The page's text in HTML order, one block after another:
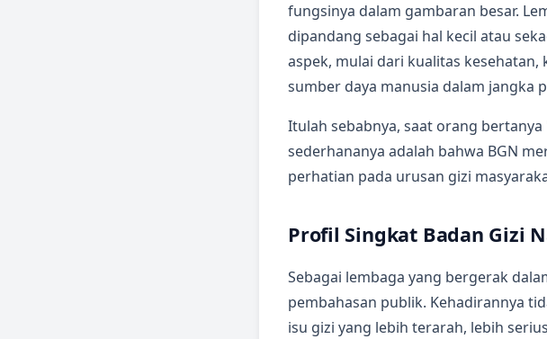
fungsinya dalam gambaran besar.
dipandang sebagai hal kecil atau
aspek, mulai dari kualitas
sumber daya manusia dalam jangka
Itulah sebabnya, saat orang bertanya
sederhananya adalah bahwa BGN
perhatian pada urusan gizi
Profil Singkat Badan Gizi
Sebagai lembaga yang bergerak
pembahasan publik. Kehadirannya
isu gizi yang lebih terarah, lebih